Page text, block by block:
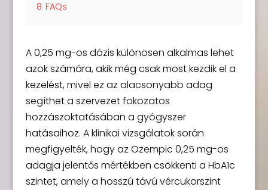
8 FAQs
A 0,25 mg-os dózis különösen alkalmas lehet
azok számára, akik még csak most kezdik el a
kezelést, mivel ez az alacsonyabb adag
segíthet a szervezet fokozatos
hozzászoktatásában a gyógyszer
hatásaihoz. A klinikai vizsgálatok során
megfigyelték, hogy az Ozempic 0,25 mg-os
adagja jelentős mértékben csökkenti a HbA1c
szintet, amely a hosszú távú vércukorszint